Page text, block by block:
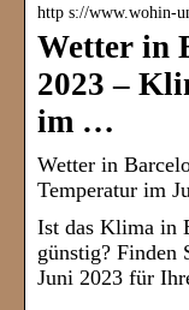
http s://www.wohin-
Wetter in
2023 –
im …
Wetter in
Temperatur im
Ist das Klima in
günstig? Finden
Juni 2023 für